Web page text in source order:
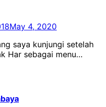
May 4, 2020
saya kunjungi setelah
Har sebagai menu…